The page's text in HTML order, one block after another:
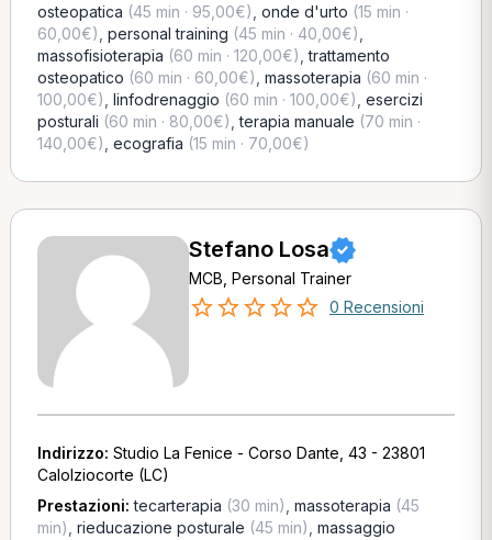
osteopatica (45 min · 95,00€) onde d'urto (15 min ·
60,00€) personal training (45 min · 40,00€)
massofisioterapia (60 min · 120,00€) ,trattamento
osteopatico (60 min · 60,00€) massoterapia (60 min ·
100,00€) linfodrenaggio (60 min · 100,00€) esercizi
posturali (60 min · 80,00€) ,terapia manuale (70 min ·
140,00€) ecografia (15 min · 70,00€)
Stefano Losa
MCB, Personal Trainer
0 Recensioni
Indirizzo: Studio La Fenice - Corso Dante, 43 - 23801
Calolziocorte (LC)
Prestazioni:tecarterapia (30 min) massoterapia (45
min) rieducazione posturale (45 min) massaggio